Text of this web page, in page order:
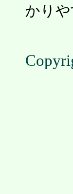
かり